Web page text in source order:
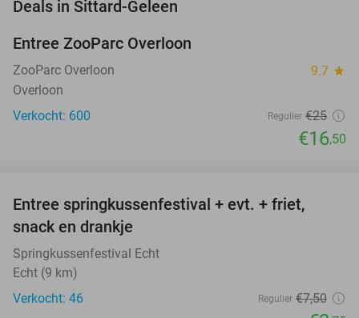
Deals in Sittard-Geleen
TODAY
Entree ZooParc Overloon
ZooParc Overloon 9.7 star
Overloon
Verkocht: 600
Regulier €25
€16,50
TODAY
Entree springkussenfestival + evt. + friet,
snack en drankje
Springkussenfestival Echt
Echt (9 km)
Verkocht: 46
Regulier €7,50